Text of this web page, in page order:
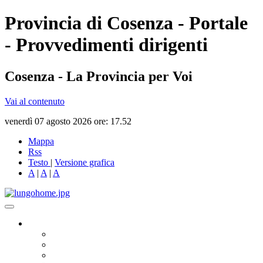
Provincia di Cosenza - Portale
- Provvedimenti dirigenti
Cosenza - La Provincia per Voi
Vai al contenuto
venerdì 07 agosto 2026 ore: 17.52
Mappa
Rss
Testo | Versione grafica
A | A | A